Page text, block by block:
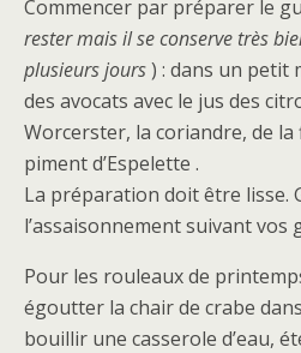
Commencer par préparer le
rester mais il se conserve très
plusieurs jours) : dans un petit
des avocats avec le jus des
Worcerster, la coriandre, de la
piment d’Espelette .
La préparation doit être lisse.
l’assaisonnement suivant vos
Pour les rouleaux de
égoutter la chair de crabe
bouillir une casserole d’eau,